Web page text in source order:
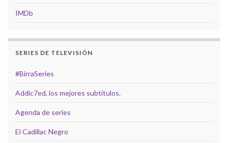
IMDb
SERIES DE TELEVISIÓN
#BirraSeries
Addic7ed, los mejores subtítulos.
Agenda de series
El Cadillac Negro